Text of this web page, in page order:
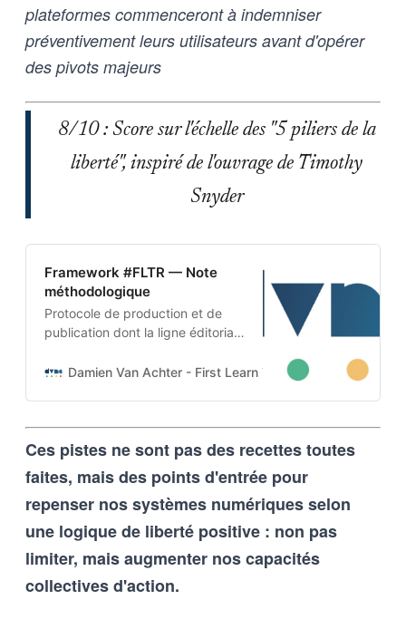
plateformes commenceront à indemniser
préventivement leurs utilisateurs avant d'opérer
des pivots majeurs
8/10 : Score sur l'échelle des "5 piliers de la
liberté", inspiré de l'ouvrage de Timothy
Snyder
Framework #FLTR — Note
méthodologique
Protocole de production et de
publication dont la ligne éditoriale
projet. Cette architecture auto-
techniques, imposées tant aux
outils d’intelligence artificielle
et vice-versa
Damien Van Achter - First Learn The Rules. Then Break
Ces pistes ne sont pas des recettes toutes
faites, mais des points d'entrée pour
repenser nos systèmes numériques selon
une logique de liberté positive : non pas
limiter, mais augmenter nos capacités
collectives d'action.